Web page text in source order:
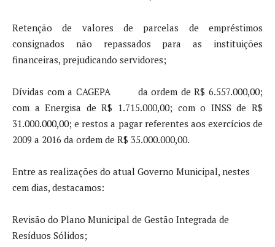
Retenção de valores de parcelas de empréstimos
consignados não repassados para as instituições
financeiras, prejudicando servidores;
Dívidas com a CAGEPA da ordem de R$ 6.557.000,00;
com a Energisa de R$ 1.715.000,00; com o INSS de R$
31.000.000,00; e restos a pagar referentes aos exercícios de
2009 a 2016 da ordem de R$ 35.000.000,00.
Entre as realizações do atual Governo Municipal, nestes
cem dias, destacamos:
Revisão do Plano Municipal de Gestão Integrada de
Resíduos Sólidos;